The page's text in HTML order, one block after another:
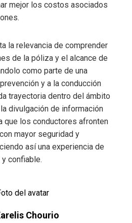
mejor los costos asociados
la relevancia de comprender
de la póliza y el alcance de
como parte de una
y a la conducción
trayectoria dentro del ámbito
divulgación de información
que los conductores afronten
mayor seguridad y
así una experiencia de
confiable.
Chourio